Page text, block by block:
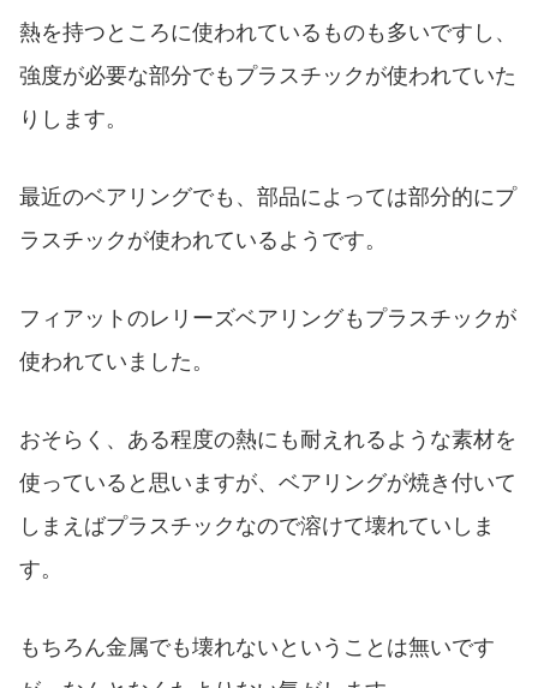
熱を持つところに使われているものも多いですし、
強度が必要な部分でもプラスチックが使われていた
りします。
最近のベアリングでも、部品によっては部分的にプ
ラスチックが使われているようです。
フィアットのレリーズベアリングもプラスチックが
使われていました。
おそらく、ある程度の熱にも耐えれるような素材を
使っていると思いますが、ベアリングが焼き付いて
しまえばプラスチックなので溶けて壊れていしま
す。
もちろん金属でも壊れないということは無いです